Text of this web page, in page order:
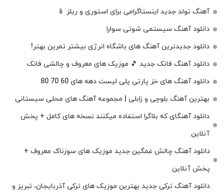
آهنگ تولد جدید اینستاگرامی برای استوری و ریلز 📱
دانلود آهنگ سیستمی شوتی سوارا
دانلود جدیدترین آهنگ‌ های باشگاه انرژی بیشتر تمرین بهتر!
دانلود آهنگ فانک جدید 🎵 موزیک‌ های معروف و چالشی فانک
دانلود آهنگ های خز پارتی پلی لیست دهه های 60 70 80
بهترین آهنگ بلوچی و زابلی | مجموعه آهنگ‌ های محلی سیستانی
دانلود آهنگای که بلاگرا استفاده میکنند نسخه های کامل + پخش
آنلاین
دانلود آهنگ چالش غمگین جدید موزیک های سوزناک معروف +
پخش آنلاین
دانلود آهنگ ترکی جدید بهترین موزیک‌ های ترکی آذربایجان، تبریز و